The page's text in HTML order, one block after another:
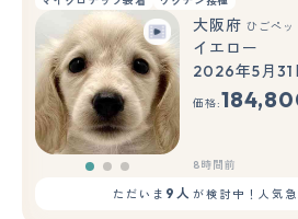
大阪府 ひごペッ
イエロー
2026年5月31
価格:
8時間前
ただいま 9人 が検討中！人気